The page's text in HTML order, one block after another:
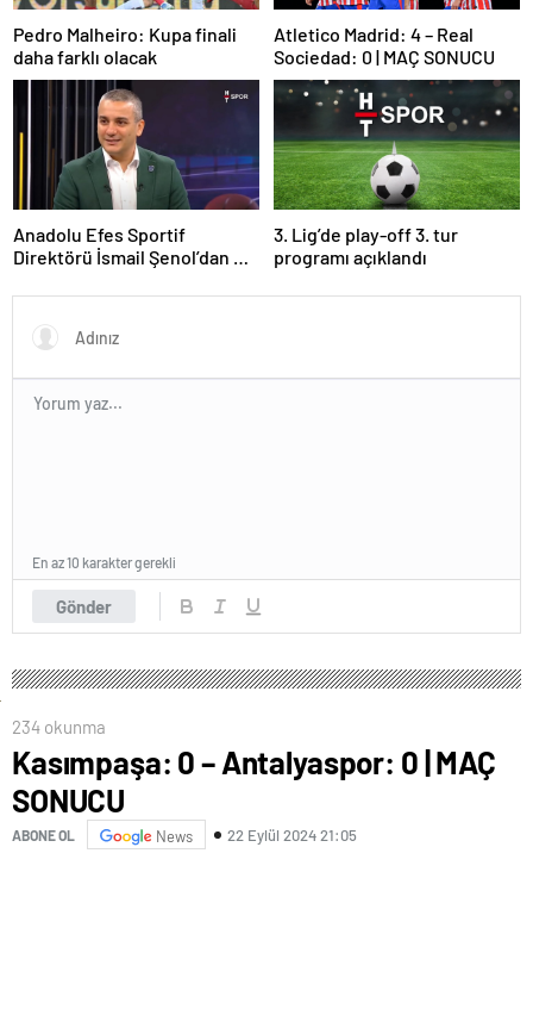
Pedro Malheiro: Kupa finali
daha farklı olacak
Atletico Madrid: 4 – Real
Sociedad: 0 | MAÇ SONUCU
Anadolu Efes Sportif
Direktörü İsmail Şenol’dan HT
Four’un hayalini kuruyorduk!
3. Lig’de play-off 3. tur
programı açıklandı
Gönder
En az 10 karakter gerekli
234 okunma
Kasımpaşa: 0 – Antalyaspor: 0 | MAÇ
SONUCU
ABONE OL News 22 Eylül 2024 21:05